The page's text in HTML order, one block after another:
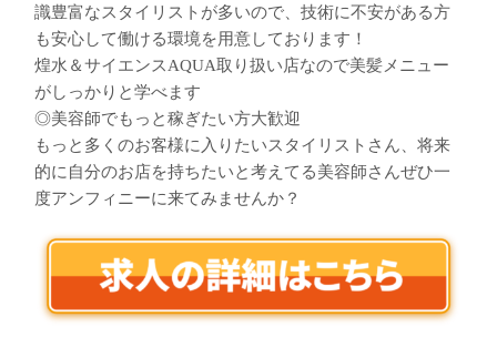
識豊富なスタイリストが多いので、技術に不安がある方
も安心して働ける環境を用意しております！
煌水＆サイエンスAQUA取り扱い店なので美髪メニュー
がしっかりと学べます
◎美容師でもっと稼ぎたい方大歓迎
もっと多くのお客様に入りたいスタイリストさん、将来
的に自分のお店を持ちたいと考えてる美容師さんぜひ一
度アンフィニーに来てみませんか？